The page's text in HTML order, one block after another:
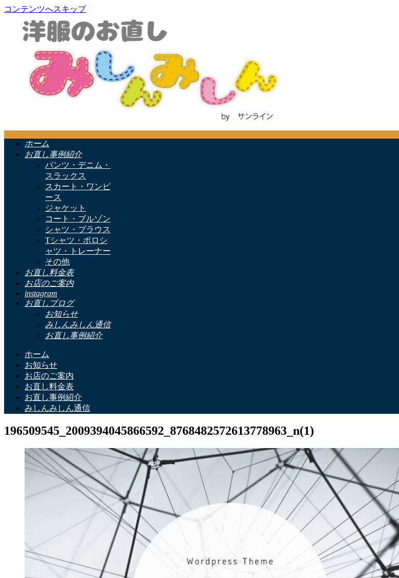
コンテンツへスキップ
ホーム
お直し事例紹介
パンツ・デニム・
スラックス
スカート・ワンピ
ース
ジャケット
コート・ブルゾン
シャツ・ブラウス
Tシャツ・ポロシ
ャツ・トレーナー
その他
お直し料金表
お店のご案内
instagram
お直しブログ
お知らせ
みしんみしん通信
お直し事例紹介
ホーム
お知らせ
お店のご案内
お直し料金表
お直し事例紹介
みしんみしん通信
196509545_2009394045866592_8768482572613778963_n(1)